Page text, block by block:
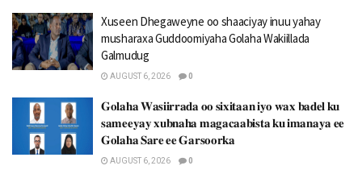
Xuseen Dhegaweyne oo shaaciyay inuu yahay
musharaxa Guddoomiyaha Golaha Wakiillada
Galmudug
AUGUST 6, 2026 0
𝐆𝐨𝐥𝐚𝐡𝐚 𝐖𝐚𝐬𝐢𝐢𝐫𝐫𝐚𝐝𝐚 𝐨𝐨 𝐬𝐢𝐱𝐢𝐭𝐚𝐚𝐧 𝐢𝐲𝐨 𝐰𝐚𝐱 𝐛𝐚𝐝𝐞𝐥 𝐤𝐮
𝐬𝐚𝐦𝐞𝐞𝐲𝐚𝐲 𝐱𝐮𝐛𝐧𝐚𝐡𝐚 𝐦𝐚𝐠𝐚𝐜𝐚𝐚𝐛𝐢𝐬𝐭𝐚 𝐤𝐮 𝐢𝐦𝐚𝐧𝐚𝐲𝐚 𝐞𝐞
𝐆𝐨𝐥𝐚𝐡𝐚 𝐒𝐚𝐫𝐞 𝐞𝐞 𝐆𝐚𝐫𝐬𝐨𝐨𝐫𝐤𝐚
AUGUST 6, 2026 0